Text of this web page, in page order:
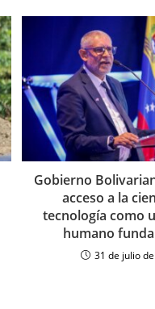
Gobierno
acceso a la
tecnología como
humano
31 de julio